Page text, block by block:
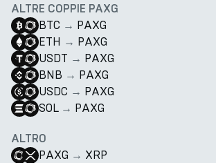
ALTRE COPPIE PAXG
BTC → PAXG
ETH → PAXG
USDT → PAXG
BNB → PAXG
USDC → PAXG
SOL → PAXG
ALTRO
PAXG → XRP